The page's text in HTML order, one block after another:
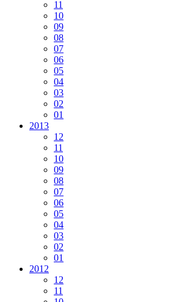
11
10
09
08
07
06
05
04
03
02
01
2013
12
11
10
09
08
07
06
05
04
03
02
01
2012
12
11